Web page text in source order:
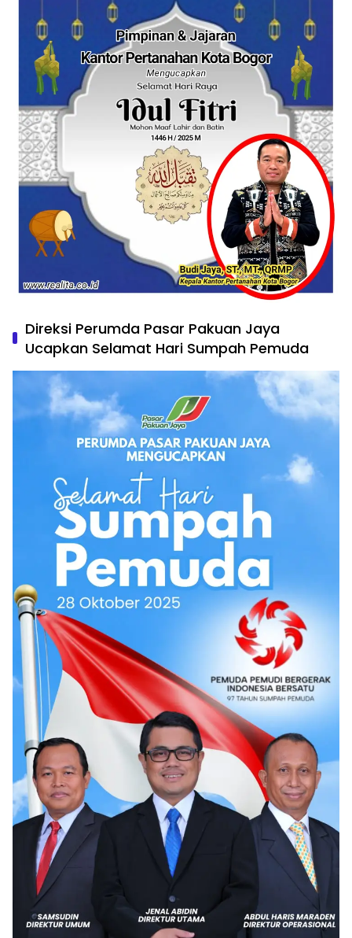
Direksi Perumda Pasar Pakuan Jaya
Ucapkan Selamat Hari Sumpah Pemuda